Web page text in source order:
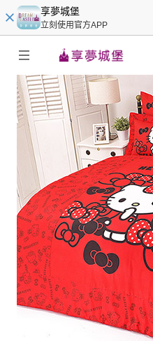
享夢城堡
立刻使用官方APP